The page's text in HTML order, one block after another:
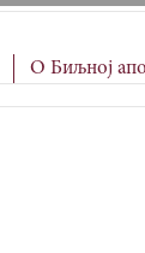
О Биљној